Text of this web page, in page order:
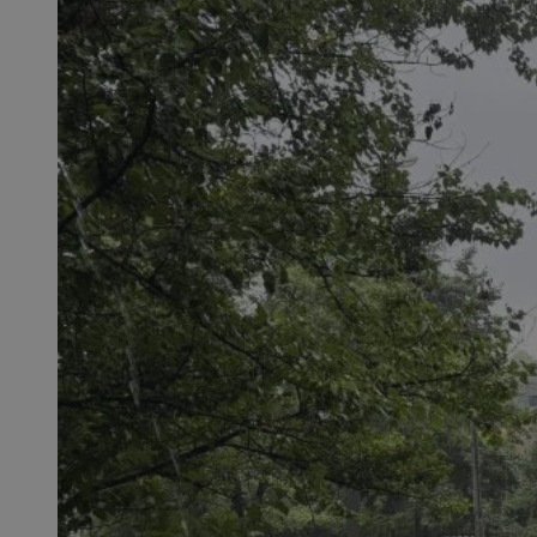
SessID
QeSessID
msToken
__cf_bm
__cf_bm